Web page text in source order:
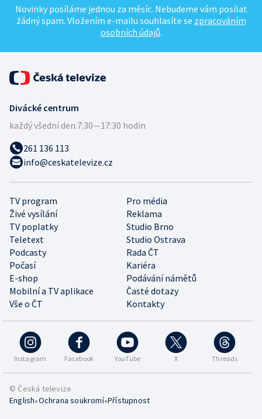
Novinky posíláme jednou za měsíc. Nebudeme vám posílat
žádný spam. Vložením e-mailu souhlasíte se zpracováním
osobních údajů.